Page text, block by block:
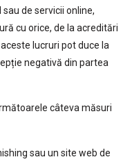
de servicii online,
cu orice, de la acreditări
lucruri pot duce la
negativă din partea
câteva măsuri
sau un site web de